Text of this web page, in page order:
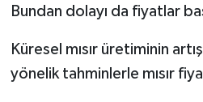
Bundan dolayı da fiyatlar
Küresel mısır üretiminin
yönelik tahminlerle mısır